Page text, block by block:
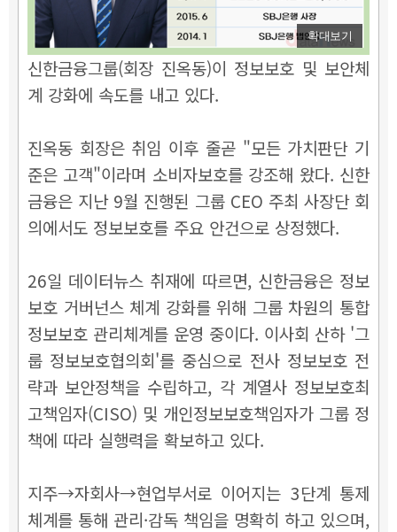
확대보기
신한금융그룹(회장 진옥동)이 정보보호 및 보안체
계 강화에 속도를 내고 있다.
진옥동 회장은 취임 이후 줄곧 "모든 가치판단 기
준은 고객"이라며 소비자보호를 강조해 왔다. 신한
금융은 지난 9월 진행된 그룹 CEO 주최 사장단 회
의에서도 정보보호를 주요 안건으로 상정했다.
26일 데이터뉴스 취재에 따르면, 신한금융은 정보
보호 거버넌스 체계 강화를 위해 그룹 차원의 통합
정보보호 관리체계를 운영 중이다. 이사회 산하 '그
룹 정보보호협의회'를 중심으로 전사 정보보호 전
략과 보안정책을 수립하고, 각 계열사 정보보호최
고책임자(CISO) 및 개인정보보호책임자가 그룹 정
책에 따라 실행력을 확보하고 있다.
지주→자회사→현업부서로 이어지는 3단계 통제
체계를 통해 관리·감독 책임을 명확히 하고 있으며,